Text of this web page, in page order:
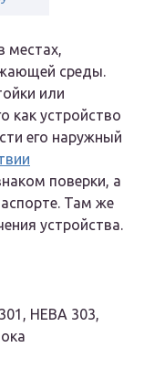
местах,
среды.
или
как устройство
его наружный
поверки, а
Там же
устройства.
НЕВА 303,